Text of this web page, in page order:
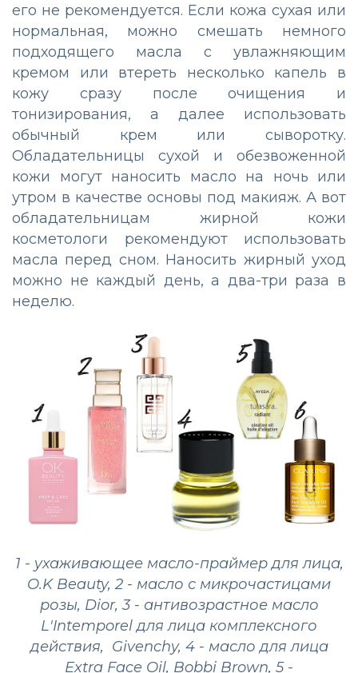
его не рекомендуется. Если кожа сухая или
нормальная, можно смешать немного
подходящего масла с увлажняющим
кремом или втереть несколько капель в
кожу сразу после очищения и
тонизирования, а далее использовать
обычный крем или сыворотку.
Обладательницы сухой и обезвоженной
кожи могут наносить масло на ночь или
утром в качестве основы под макияж. А вот
обладательницам жирной кожи
косметологи рекомендуют использовать
масла перед сном. Наносить жирный уход
можно не каждый день, а два-три раза в
неделю.
1 - yхаживающее масло-праймер для лица,
O.K Beauty, 2 - масло с микрочастицами
розы, Dior, 3 - антивозрастное масло
L'Intemporel для лица комплексного
действия, Givenchy, 4 - масло для лица
Extra Face Oil, Bobbi Brown, 5 -